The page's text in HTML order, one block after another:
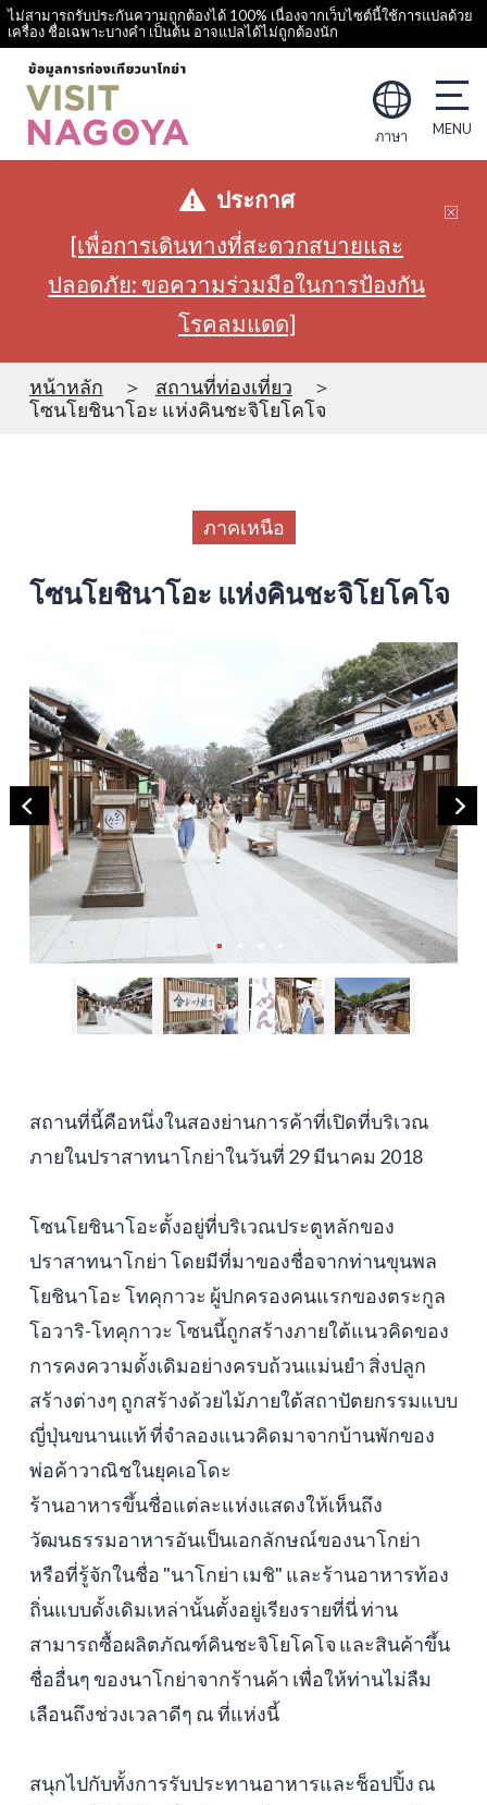
ไม่สามารถรับประกันความถูกต้องได้ 100% เนื่องจากเว็บไซต์นี้ใช้การแปลด้วย
เครื่อง ชื่อเฉพาะบางคำ เป็นต้น อาจแปลได้ไม่ถูกต้องนัก
ภาษา
ประกาศ
[เพื่อการเดินทางที่สะดวกสบายและ
ปลอดภัย: ขอความร่วมมือในการป้องกัน
โรคลมแดด]
หน้าหลัก
สถานที่ท่องเที่ยว
โซนโยชินาโอะ แห่งคินชะจิโยโคโจ
ภาคเหนือ
โซนโยชินาโอะ แห่งคินชะจิโยโคโจ
สถานที่นี้คือหนึ่งในสองย่านการค้าที่เปิดที่บริเวณ
ภายในปราสาทนาโกย่าในวันที่ 29 มีนาคม 2018
โซนโยชินาโอะตั้งอยู่ที่บริเวณประตูหลักของ
ปราสาทนาโกย่า โดยมีที่มาของชื่อจากท่านขุนพล
โยชินาโอะ โทคุกาวะ ผู้ปกครองคนแรกของตระกูล
โอวาริ-โทคุกาวะ โซนนี้ถูกสร้างภายใต้แนวคิดของ
การคงความดั้งเดิมอย่างครบถ้วนแม่นยำ สิ่งปลูก
สร้างต่างๆ ถูกสร้างด้วยไม้ภายใต้สถาปัตยกรรมแบบ
ญี่ปุ่นขนานแท้ ที่จำลองแนวคิดมาจากบ้านพักของ
พ่อค้าวาณิชในยุคเอโดะ
ร้านอาหารขึ้นชื่อแต่ละแห่งแสดงให้เห็นถึง
วัฒนธรรมอาหารอันเป็นเอกลักษณ์ของนาโกย่า
หรือที่รู้จักในชื่อ "นาโกย่า เมชิ" และร้านอาหารท้อง
ถิ่นแบบดั้งเดิมเหล่านั้นตั้งอยู่เรียงรายที่นี่ ท่าน
สามารถซื้อผลิตภัณฑ์คินชะจิโยโคโจ และสินค้าขึ้น
ชื่ออื่นๆ ของนาโกย่าจากร้านค้า เพื่อให้ท่านไม่ลืม
เลือนถึงช่วงเวลาดีๆ ณ ที่แห่งนี้
สนุกไปกับทั้งการรับประทานอาหารและช็อปปิ้ง ณ